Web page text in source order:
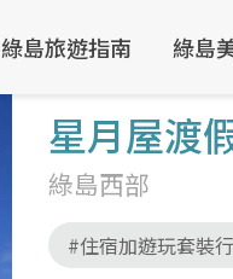
綠島旅遊指南 綠島
星月屋渡
綠島西部
#住宿加遊玩套裝